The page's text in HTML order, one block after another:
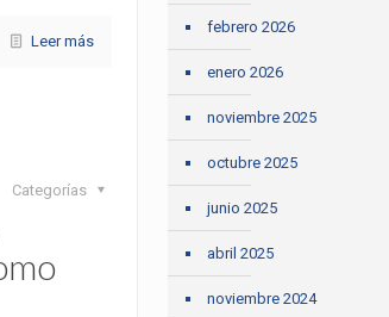
Leer más
Categorías
febrero 2026
enero 2026
noviembre 2025
octubre 2025
junio 2025
abril 2025
noviembre 2024